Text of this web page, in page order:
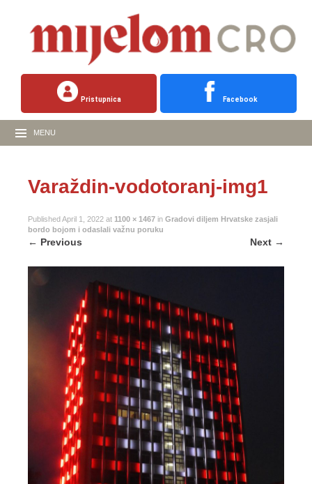
Pristupnica Facebook
MENU
Varaždin-vodotoranj-img1
PublishedApril 1, 2022 at 1100 × 1467 in Gradovi diljem Hrvatske zasjali
bordo bojom i odaslali važnu poruku
← Previous Next →